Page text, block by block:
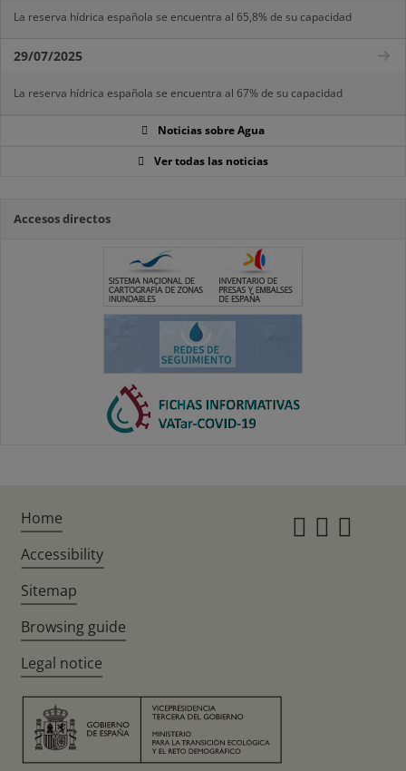
La reserva hídrica española se encuentra al 65,8% de su capacidad
29/07/2025
La reserva hídrica española se encuentra al 67% de su capacidad
Noticias sobre Agua
Ver todas las noticias
Accesos directos
Home
Accessibility
Sitemap
Browsing guide
Legal notice